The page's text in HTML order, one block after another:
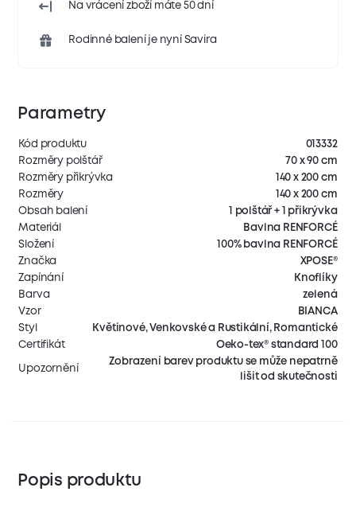
Na vrácení zboží máte 50 dní
Rodinné balení je nyní Savira
Parametry
Kód produktu
013332
Rozměry polštář
70 x 90 cm
Rozměry přikrývka
140 x 200 cm
Rozměry
140 x 200 cm
Obsah balení
1 polštář + 1 přikrývka
Materiál
Bavlna RENFORCÉ
Složení
100% bavlna RENFORCÉ
Značka
XPOSE®
Zapínání
Knoflíky
Barva
zelená
Vzor
BIANCA
Styl
Květinové, Venkovské a Rustikální, Romantické
Certifikát
Oeko-tex® standard 100
Upozornění
Zobrazení barev produktu se může nepatrně
lišit od skutečnosti
Popis produktu